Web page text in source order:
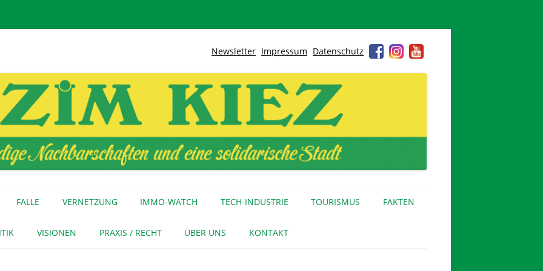
Newsletter Impressum Datenschutz
Inhalt
springen
MEDIENECHO
FÄLLE
GEWERBE
VERNETZUNG
INITIATIVEN
IMMO-WATCH TECH-INDUSTRIE TOURISMUS FAKTEN
VISIONEN PRAXIS / RECHT ÜBER UNS KONTAKT